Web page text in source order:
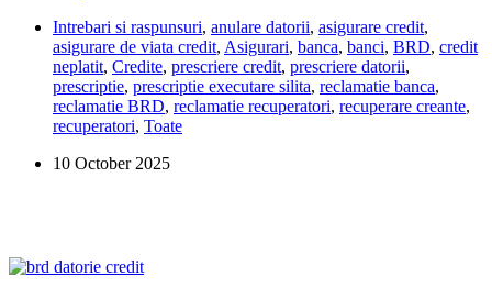
chemat
în
judecată
de
Investcapital
pentru
datorie
ani?
Intrebari si raspunsuri, anulare datorii, asigurare credit,
asigurare de viata credit, Asigurari, banca, banci, BRD, credit
neplatit, Credite, prescriere credit, prescriere datorii,
prescriptie, prescriptie executare silita, reclamatie banca,
reclamatie BRD, reclamatie recuperatori, recuperare creante,
recuperatori, Toate
10 October 2025